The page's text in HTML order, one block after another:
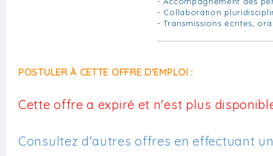
- Collaboration
- Transmissions écrites,
POSTULER À CETTE OFFRE D'EMPLOI :
Cette offre a expiré et n'est plus
Consultez d'autres offres en effectuant